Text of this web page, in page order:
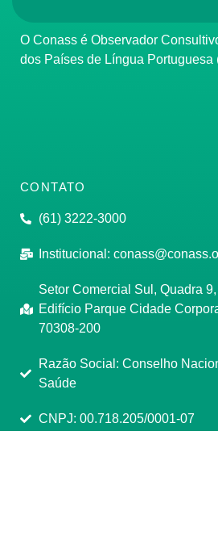
O Conass é Observador Consultivo da Comunidade
dos Países de Língua Portuguesa
CONTATO
(61) 3222-3000
Institucional:
Setor Comercial Sul, Quadra
Edifício Parque Cidade
70308-200
Razão Social: Conselho
Saúde
CNPJ: 00.718.205/0001-07